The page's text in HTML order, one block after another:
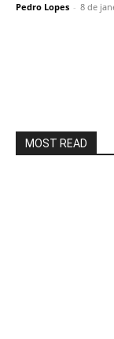
Pedro Lopes - 8 de
MOST READ